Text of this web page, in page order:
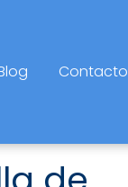
Contacto